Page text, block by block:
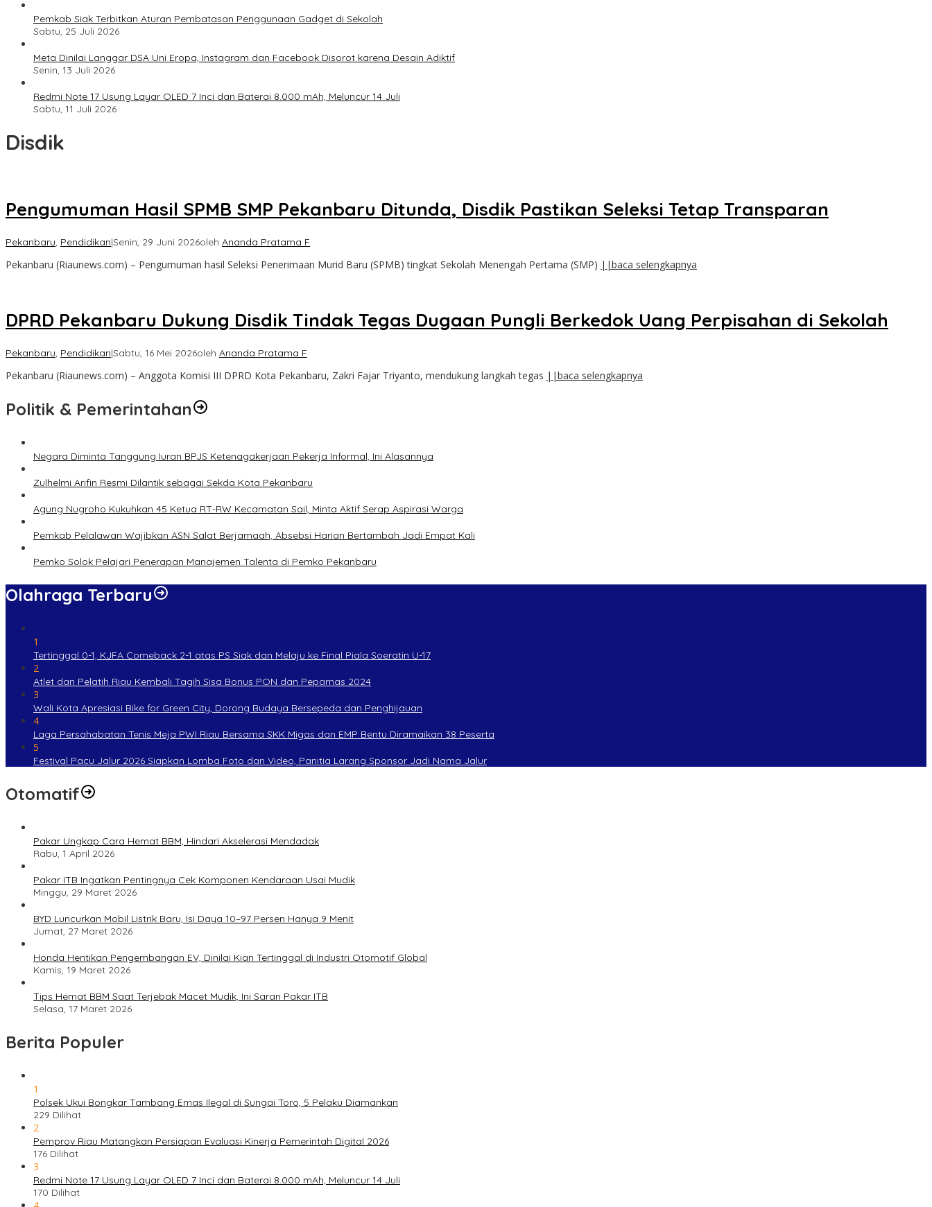
Pemkab Siak Terbitkan Aturan Pembatasan Penggunaan Gadget di Sekolah
Sabtu, 25 Juli 2026
Meta Dinilai Langgar DSA Uni Eropa, Instagram dan Facebook Disorot karena Desain Adiktif
Senin, 13 Juli 2026
Redmi Note 17 Usung Layar OLED 7 Inci dan Baterai 8.000 mAh, Meluncur 14 Juli
Sabtu, 11 Juli 2026
Disdik
Pengumuman Hasil SPMB SMP Pekanbaru Ditunda, Disdik Pastikan Seleksi Tetap Transparan
Pekanbaru, Pendidikan|Senin, 29 Juni 2026oleh Ananda Pratama F
Pekanbaru (Riaunews.com) – Pengumuman hasil Seleksi Penerimaan Murid Baru (SPMB) tingkat Sekolah Menengah Pertama (SMP) ||baca selengkapnya
DPRD Pekanbaru Dukung Disdik Tindak Tegas Dugaan Pungli Berkedok Uang Perpisahan di Sekolah
Pekanbaru, Pendidikan|Sabtu, 16 Mei 2026oleh Ananda Pratama F
Pekanbaru (Riaunews.com) – Anggota Komisi III DPRD Kota Pekanbaru, Zakri Fajar Triyanto, mendukung langkah tegas ||baca selengkapnya
Politik & Pemerintahan
Negara Diminta Tanggung Iuran BPJS Ketenagakerjaan Pekerja Informal, Ini Alasannya
Zulhelmi Arifin Resmi Dilantik sebagai Sekda Kota Pekanbaru
Agung Nugroho Kukuhkan 45 Ketua RT-RW Kecamatan Sail, Minta Aktif Serap Aspirasi Warga
Pemkab Pelalawan Wajibkan ASN Salat Berjamaah, Absebsi Harian Bertambah Jadi Empat Kali
Pemko Solok Pelajari Penerapan Manajemen Talenta di Pemko Pekanbaru
Olahraga Terbaru
1
Tertinggal 0-1, KJFA Comeback 2-1 atas PS Siak dan Melaju ke Final Piala Soeratin U-17
2
Atlet dan Pelatih Riau Kembali Tagih Sisa Bonus PON dan Peparnas 2024
3
Wali Kota Apresiasi Bike for Green City, Dorong Budaya Bersepeda dan Penghijauan
4
Laga Persahabatan Tenis Meja PWI Riau Bersama SKK Migas dan EMP Bentu Diramaikan 38 Peserta
5
Festival Pacu Jalur 2026 Siapkan Lomba Foto dan Video, Panitia Larang Sponsor Jadi Nama Jalur
Otomatif
Pakar Ungkap Cara Hemat BBM, Hindari Akselerasi Mendadak
Rabu, 1 April 2026
Pakar ITB Ingatkan Pentingnya Cek Komponen Kendaraan Usai Mudik
Minggu, 29 Maret 2026
BYD Luncurkan Mobil Listrik Baru, Isi Daya 10–97 Persen Hanya 9 Menit
Jumat, 27 Maret 2026
Honda Hentikan Pengembangan EV, Dinilai Kian Tertinggal di Industri Otomotif Global
Kamis, 19 Maret 2026
Tips Hemat BBM Saat Terjebak Macet Mudik, Ini Saran Pakar ITB
Selasa, 17 Maret 2026
Berita Populer
1
Polsek Ukui Bongkar Tambang Emas Ilegal di Sungai Toro, 5 Pelaku Diamankan
229 Dilihat
2
Pemprov Riau Matangkan Persiapan Evaluasi Kinerja Pemerintah Digital 2026
176 Dilihat
3
Redmi Note 17 Usung Layar OLED 7 Inci dan Baterai 8.000 mAh, Meluncur 14 Juli
170 Dilihat